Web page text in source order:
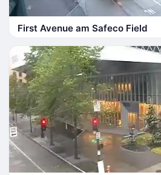
First Avenue am Safeco Field